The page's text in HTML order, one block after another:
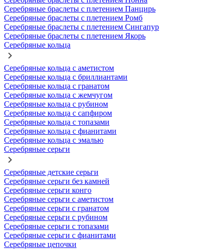
Серебряные браслеты с плетением Панцирь
Серебряные браслеты с плетением Ромб
Серебряные браслеты с плетением Сингапур
Серебряные браслеты с плетением Якорь
Серебряные кольца
Серебряные кольца с аметистом
Серебряные кольца с бриллиантами
Серебряные кольца с гранатом
Серебряные кольца с жемчугом
Серебряные кольца с рубином
Серебряные кольца с сапфиром
Серебряные кольца с топазами
Серебряные кольца с фианитами
Серебряные кольца с эмалью
Серебряные серьги
Серебряные детские серьги
Серебряные серьги без камней
Серебряные серьги конго
Серебряные серьги с аметистом
Серебряные серьги с гранатом
Серебряные серьги с рубином
Серебряные серьги с топазами
Серебряные серьги с фианитами
Серебряные цепочки